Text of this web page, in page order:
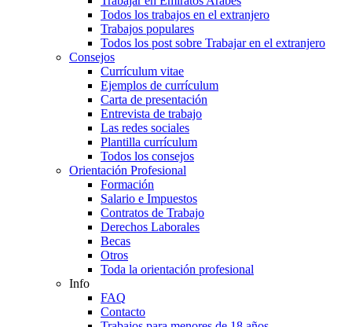
Todos los trabajos en el extranjero
Trabajos populares
Todos los post sobre Trabajar en el extranjero
Consejos
Currículum vitae
Ejemplos de currículum
Carta de presentación
Entrevista de trabajo
Las redes sociales
Plantilla currículum
Todos los consejos
Orientación Profesional
Formación
Salario e Impuestos
Contratos de Trabajo
Derechos Laborales
Becas
Otros
Toda la orientación profesional
Info
FAQ
Contacto